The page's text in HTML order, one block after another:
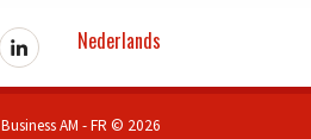
Nederlands
Business AM - FR © 2026